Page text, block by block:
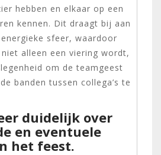
hebben en elkaar op een
kennen. Dit draagt bij aan
sfeer, waardoor
alleen een viering wordt,
om de teamgeest
banden tussen collega’s te
duidelijk over
en eventuele
het feest.